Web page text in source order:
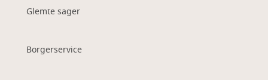
Glemte sager
Borgerservice